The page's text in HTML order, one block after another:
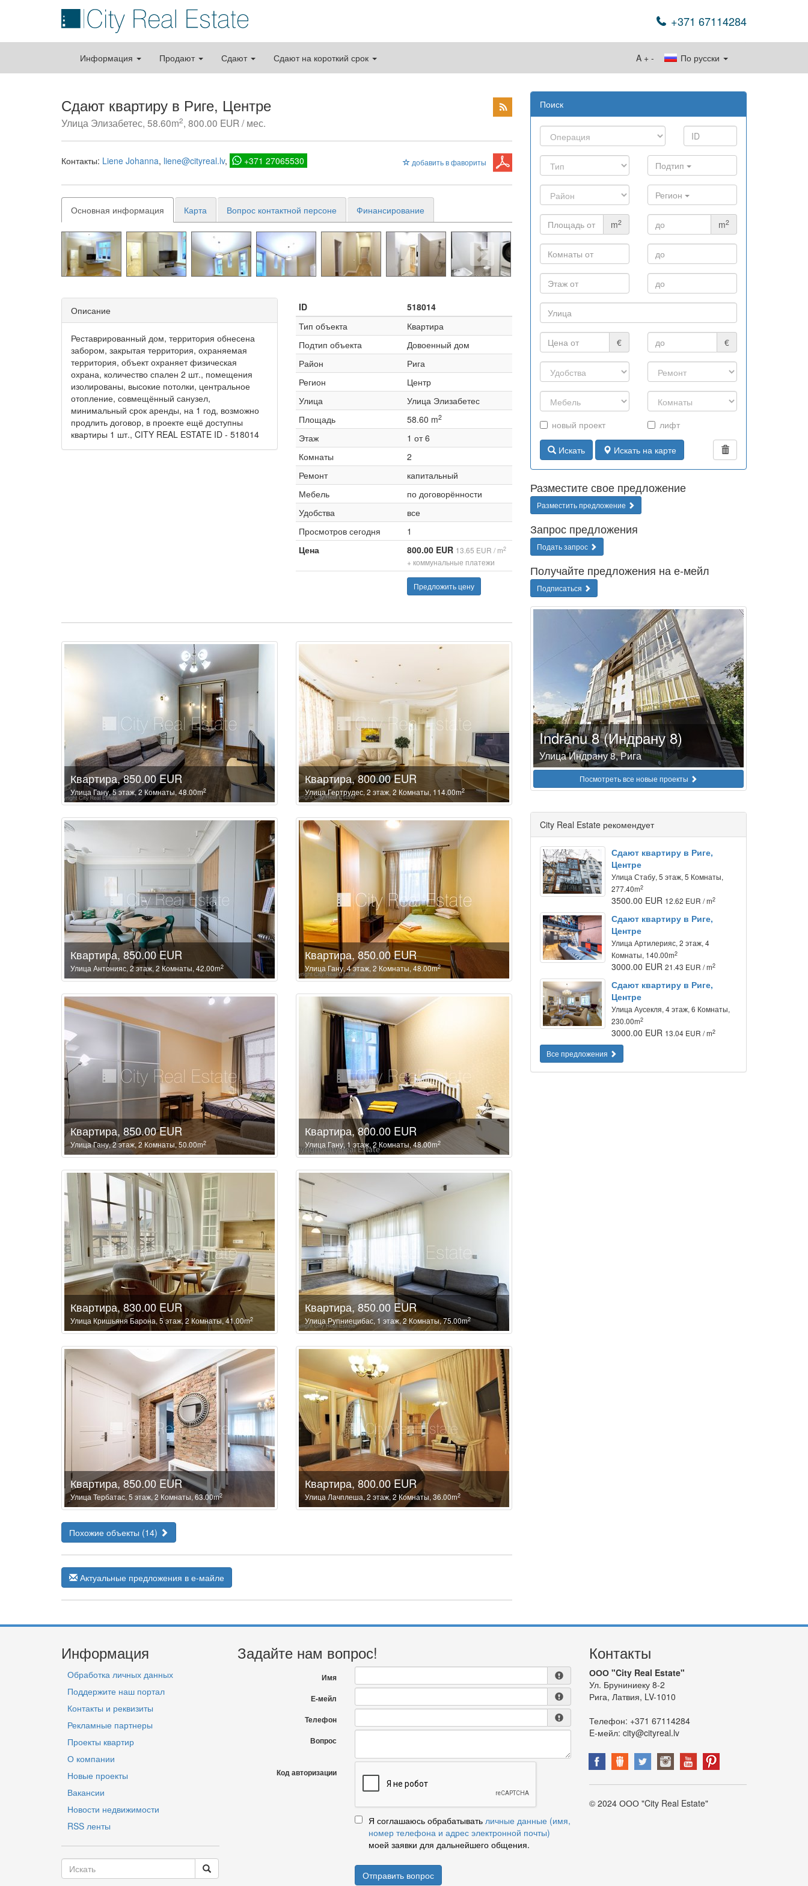
+371 67114284
Информация Продают Сдают Сдают на короткий срок По русски
A + -
Сдают квартиру в Риге, Центре
Улица Элизабетес, 58.60m2, 800.00 EUR / мес.
добавить в фавориты
Контакты: Liene Johanna liene@cityreal.lv +371 27065530
Основная информация Карта Вопрос контактной персоне Финансирование
Описание
Реставрированный дом, территория обнесена
забором, закрытая территория, охраняемая
территория, объект охраняет физическая
охрана, количество спален 2 шт., помещения
изолированы, высокие потолки, центральное
отопление, совмещённый санузел,
минимальный срок аренды, на 1 год, возможно
продлить договор, в проекте ещё доступны
квартиры 1 шт., CITY REAL ESTATE ID - 518014
ID
518014
Тип объекта
Квартира
Подтип объекта
Довоенный дом
Район
Рига
Регион
Центр
Улица
Улица Элизабетес
Площадь
58.60 m2
Этаж
1 от 6
Комнаты
2
Ремонт
капитальный
Мебель
по договорённости
Удобства
все
Просмотров сегодня
1
Цена
800.00 EUR 13.65 EUR / m2
+ коммунальные платежи
Предложить цену
Квартира, 850.00 EUR
Улица Гану, 5 этаж, 2 Комнаты, 48.00m2
Квартира, 800.00 EUR
Улица Гертрудес, 2 этаж, 2 Комнаты, 114.00m2
Квартира, 850.00 EUR
Улица Антонияс, 2 этаж, 2 Комнаты, 42.00m2
Квартира, 850.00 EUR
Улица Гану, 4 этаж, 2 Комнаты, 48.00m2
Квартира, 850.00 EUR
Улица Гану, 2 этаж, 2 Комнаты, 50.00m2
Квартира, 800.00 EUR
Улица Гану, 1 этаж, 2 Комнаты, 48.00m2
Квартира, 830.00 EUR
Улица Кришьяня Барона, 5 этаж, 2 Комнаты, 41.00m2
Квартира, 850.00 EUR
Улица Рупниецибас, 1 этаж, 2 Комнаты, 75.00m2
Квартира, 850.00 EUR
Улица Тербатас, 5 этаж, 2 Комнаты, 63.00m2
Квартира, 800.00 EUR
Улица Лачплеша, 2 этаж, 2 Комнаты, 36.00m2
Похожие объекты (14)
Актуальные предложения в е-майле
Поиск
Подтип
Регион
m2 m2
€ €
новый проект лифт
Искать Искать на карте
Разместите свое предложение
Разместить предложение
Запрос предложения
Подать запрос
Получайте предложения на е-мейл
Подписаться
Indrānu 8 (Индрану 8)
Улица Индрану 8, Рига
Посмотреть все новые проекты
City Real Estate рекомендует
Сдают квартиру в Риге,
Центре
Улица Стабу, 5 этаж, 5 Комнаты,
277.40m2
3500.00 EUR 12.62 EUR / m2
Сдают квартиру в Риге,
Центре
Улица Артилерияс, 2 этаж, 4
Комнаты, 140.00m2
3000.00 EUR21.43 EUR / m2
Сдают квартиру в Риге,
Центре
Улица Аусекля, 4 этаж, 6 Комнаты,
230.00m2
3000.00 EUR 13.04 EUR / m2
Все предложения
Информация
Обработка личных данных
Поддержите наш портал
Контакты и реквизиты
Рекламные партнеры
Проекты квартир
О компании
Новые проекты
Вакансии
Новости недвижимости
RSS ленты
Задайте нам вопрос!
Имя
Е-мейл
Телефон
Вопрос
Код авторизации
Я соглашаюсь обрабатывать личные данные (имя,
номер телефона и адрес электронной почты)
моей заявки для дальнейшего общения.
Отправить вопрос
Контакты
ООО "City Real Estate"
Ул. Бруниниеку 8-2
Рига, Латвия, LV-1010
Телефон: +371 67114284
E-мейл: city@cityreal.lv
© 2024 ООО "City Real Estate"